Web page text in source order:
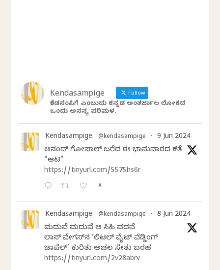
Kendasampige Follow
ಕೆಂಡಸಂಪಿಗೆ ಎಂಬುದು ಕನ್ನಡ ಅಂತರ್ಜಾಲ ಲೋಕದ
ಒಂದು ಅನನ್ಯ ಪರಿಮಳ.
Kendasampige @kendasampige · 9 Jun 2024
ಆನಂದ್‌ ಗೋಪಾಲ್‌ ಬರೆದ ಈ ಭಾನುವಾರದ ಕತೆ
“ಆಟ”
https://tinyurl.com/5575hs6r
X
Kendasampige @kendasampige · 8 Jun 2024
ಮದುವೆ ಮದುವೆ ಆ ಸಿಹಿ ಪದವೆ
ಲಾಸ್‌ ವೇಗಸ್‌ನ ‘ಲಿಟಲ್ ವೈಟ್ ವೆಡ್ಡಿಂಗ್
ಚಾಪೆಲ್’ ಕುರಿತು ಅಚಲ ಸೇತು ಬರಹ
https://tinyurl.com/2v28abrv